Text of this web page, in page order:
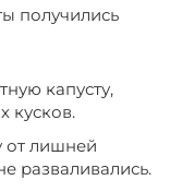
получились
капусту,
кусков.
от лишней
разваливались.